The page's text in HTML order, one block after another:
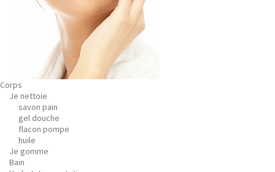
Corps
Je nettoie
savon pain
gel douche
flacon pompe
huile
Je gomme
Bain